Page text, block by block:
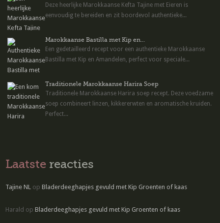
Deze heerlijke Marokkaanse Kefta Tajine met Eieren is
eenvoudig te bereiden en zit boordevol authentieke...
Marokkaanse Bastilla met Kip en...
Een gedetailleerd recept voor een authentieke Marokkaanse
Bastilla met Kip en Amandelen, perfect voor speciale...
Traditionele Marokkaanse Harira Soep
Traditionele Marokkaanse Harira soep recept. Deze voedzame
soep combineert linzen, kikkererwten en aromatische kruiden.
Perfect...
Laatste reacties
Tajine NL opBladerdeeghapjes gevuld met Kip Groenten of kaas
Harald opBladerdeeghapjes gevuld met Kip Groenten of kaas